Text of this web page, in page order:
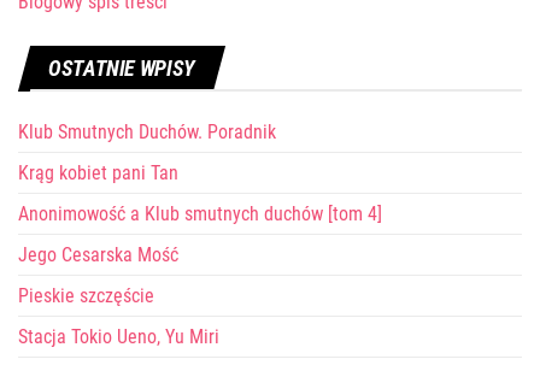
OSTATNIE WPISY
Klub Smutnych Duchów. Poradnik
Krąg kobiet pani Tan
Anonimowość a Klub smutnych duchów [tom 4]
Jego Cesarska Mość
Pieskie szczęście
Stacja Tokio Ueno, Yu Miri